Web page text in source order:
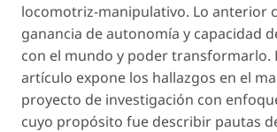
locomotriz-manipulativo. Lo anterior
ganancia de autonomía y capacidad
con el mundo y poder transformarlo.
artículo expone los hallazgos en el
proyecto de investigación con
cuyo propósito fue describir pautas